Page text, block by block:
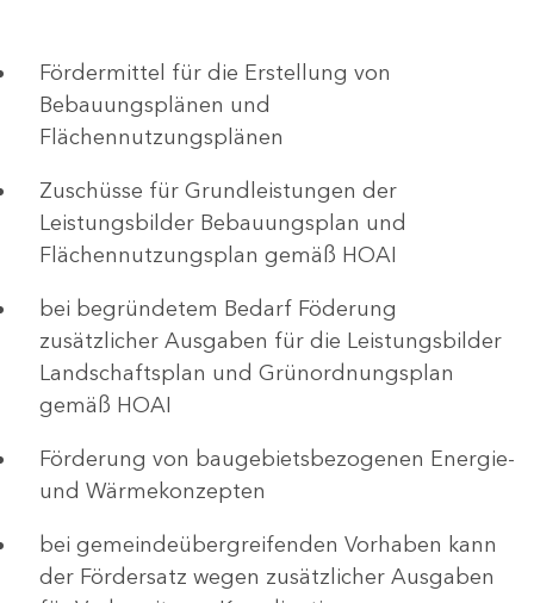
Fördermittel für die Erstellung von
Bebauungsplänen und
Flächennutzungsplänen
Zuschüsse für Grundleistungen der
Leistungsbilder Bebauungsplan und
Flächennutzungsplan gemäß HOAI
bei begründetem Bedarf Föderung
zusätzlicher Ausgaben für die Leistungsbilder
Landschaftsplan und Grünordnungsplan
gemäß HOAI
Förderung von baugebietsbezogenen Energie-
und Wärmekonzepten
bei gemeindeübergreifenden Vorhaben kann
der Fördersatz wegen zusätzlicher Ausgaben